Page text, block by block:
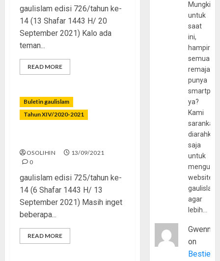
gaulislam edisi 726/tahun ke-
14 (13 Shafar 1443 H/ 20
September 2021) Kalo ada
teman...
READ MORE
Buletin gaulislam
Tahun XIV/2020-2021
OSOLIHIN
13/09/2021
0
gaulislam edisi 725/tahun ke-
14 (6 Shafar 1443 H/ 13
September 2021) Masih inget
beberapa...
READ MORE
Mungkin
untuk
saat
ini,
hampir
semua
remaja
punya
ya?
Kami
sarankan,
diarahkan
saja
untuk
website
agar
lebih…
Gwenny
on
Bestie